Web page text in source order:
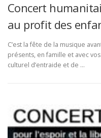
Concert
au profit des
C’est la fête de la musique
présents, en famille et avec
culturel d’entraide et de …